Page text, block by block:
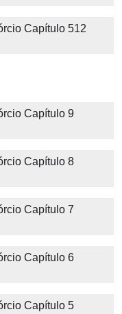
Capítulo 512
Capítulo 9
Capítulo 8
Capítulo 7
Capítulo 6
Capítulo 5